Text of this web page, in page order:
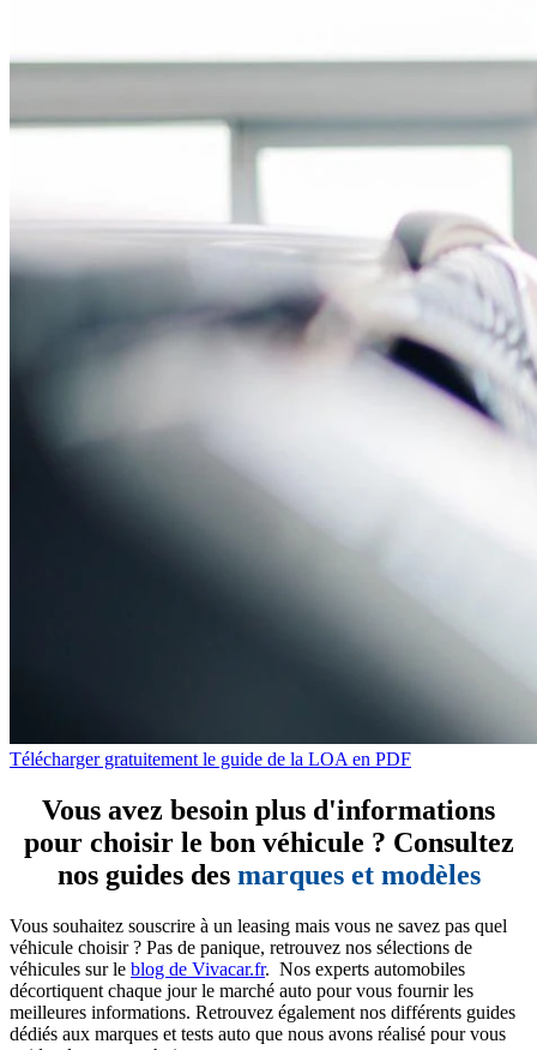
Télécharger gratuitement le guide de la LOA en PDF
Vous avez besoin plus d'informations
pour choisir le bon véhicule ? Consultez
nos guides des marques et modèles
Vous souhaitez souscrire à un leasing mais vous ne savez pas quel
véhicule choisir ? Pas de panique, retrouvez nos sélections de
véhicules sur le blog de Vivacar.fr. Nos experts automobiles
décortiquent chaque jour le marché auto pour vous fournir les
meilleures informations. Retrouvez également nos différents guides
dédiés aux marques et tests auto que nous avons réalisé pour vous